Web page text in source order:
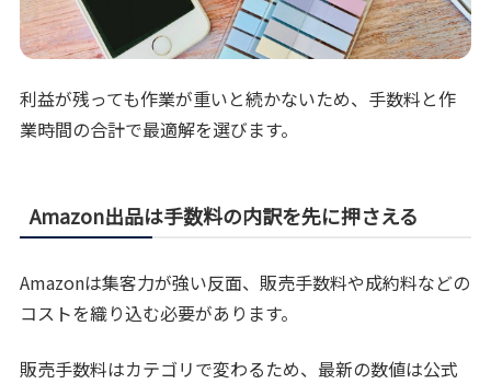
利益が残っても作業が重いと続かないため、手数料と作
業時間の合計で最適解を選びます。
Amazon出品は手数料の内訳を先に押さえる
Amazonは集客力が強い反面、販売手数料や成約料などの
コストを織り込む必要があります。
販売手数料はカテゴリで変わるため、最新の数値は公式